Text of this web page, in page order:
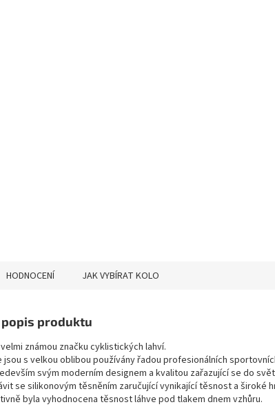
HODNOCENÍ JAK VYBÍRAT KOLO
produktu
známou značku cyklistických lahví.
jsou s velkou oblibou používány řadou profesionálních
svým moderním designem a kvalitou zařazující se do
se silikonovým těsněním zaručující vynikající těsnost a široké
byla vyhodnocena těsnost láhve pod tlakem dnem vzhůru.